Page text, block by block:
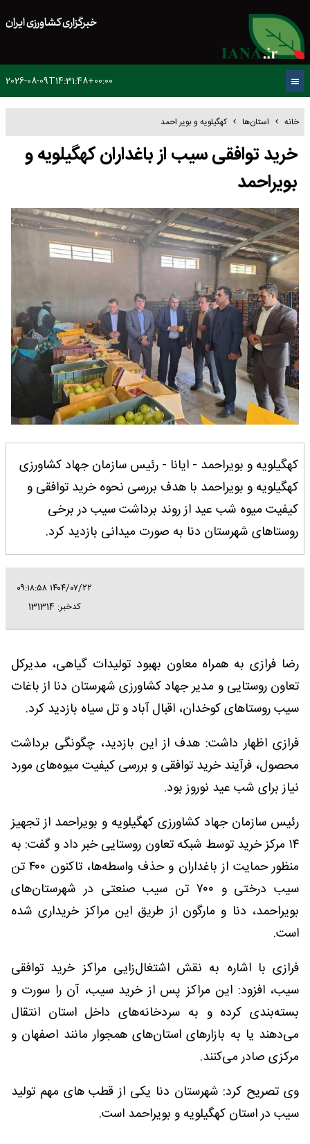
خبرگزاری کشاورزی ایران
2026-08-09T14:31:48+00:00
خانه استان‌ها کهگیلویه و بویر احمد
خرید توافقی سیب از باغداران کهگیلویه و
بویراحمد
کهگیلویه و بویراحمد - ایانا - رئیس سازمان جهاد کشاورزی
کهگیلویه و بویراحمد با هدف بررسی نحوه خرید توافقی و
کیفیت میوه شب عید از روند برداشت سیب در برخی
روستاهای شهرستان دنا به صورت میدانی بازدید کرد.
۱۴۰۴/۰۷/۲۲ ۰۹:۱۸:۵۸
کدخبر: 131314
رضا فرازی به همراه معاون بهبود تولیدات گیاهی، مدیرکل
تعاون روستایی و مدیر جهاد کشاورزی شهرستان دنا از باغات
سیب روستاهای کوخدان، اقبال آباد و تل سیاه بازدید کرد.
فرازی اظهار داشت: هدف از این بازدید، چگونگی برداشت
محصول، فرآیند خرید توافقی و بررسی کیفیت میوه‌های مورد
نیاز برای شب عید نوروز بود.
رئیس سازمان جهاد کشاورزی کهگیلویه و بویراحمد از تجهیز
۱۴ مرکز خرید توسط شبکه تعاون روستایی خبر داد و گفت: به
منظور حمایت از باغداران و حذف واسطه‌ها، تاکنون ۴۰۰ تن
سیب درختی و ۷۰۰ تن سیب صنعتی در شهرستان‌های
بویراحمد، دنا و مارگون از طریق این مراکز خریداری شده
است.
فرازی با اشاره به نقش اشتغال‌زایی مراکز خرید توافقی
سیب، افزود: این مراکز پس از خرید سیب، آن را سورت و
بسته‌بندی کرده و به سردخانه‌های داخل استان انتقال
می‌دهند یا به بازارهای استان‌های همجوار مانند اصفهان و
مرکزی صادر می‌کنند.
وی تصریح کرد: شهرستان دنا یکی از قطب های مهم تولید
سیب در استان کهگیلویه و بویراحمد است.